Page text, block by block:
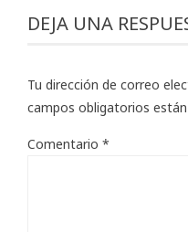
DEJA UNA
Tu dirección de correo
campos obligatorios
Comentario *